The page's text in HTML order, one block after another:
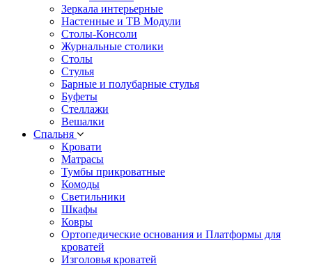
Зеркала интерьерные
Настенные и ТВ Модули
Столы-Консоли
Журнальные столики
Столы
Стулья
Барные и полубарные стулья
Буфеты
Стеллажи
Вешалки
Cпальня
Кровати
Матрасы
Тумбы прикроватные
Комоды
Светильники
Шкафы
Ковры
Ортопедические основания и Платформы для
кроватей
Изголовья кроватей